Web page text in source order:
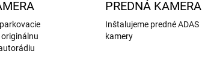
originálnu
PREDNÁ KAMERA
Inštalujeme predné ADAS
kamery